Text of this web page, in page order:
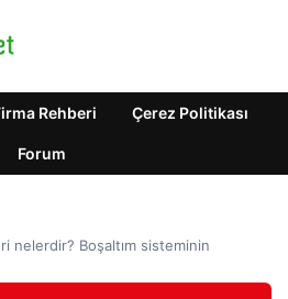
Rehberi Çerez Politikası
Forum
nelerdir? Boşaltım sisteminin